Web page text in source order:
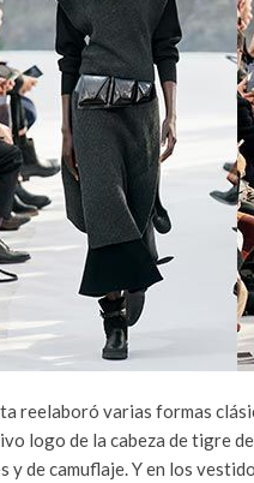
reelaboró varias formas
logo de la cabeza de tigre
y de camuflaje. Y en los